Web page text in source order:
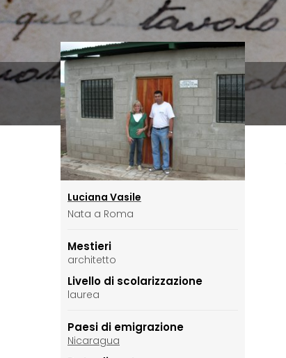
Luciana Vasile
Nata a Roma
Mestieri
architetto
Livello di scolarizzazione
laurea
Paesi di emigrazione
Nicaragua